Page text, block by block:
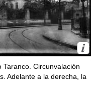
Taranco. Circunvalación
Adelante a la derecha, la